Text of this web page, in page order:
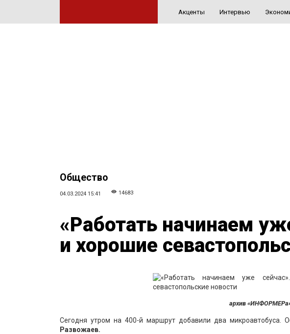
Акценты Интервью
Общество
04.03.2024 15:41 14683
«Работать начинаем
и хорошие
архив
Сегодня утром на 400-й маршрут добавили два микроавтобуса.
Развожаев.